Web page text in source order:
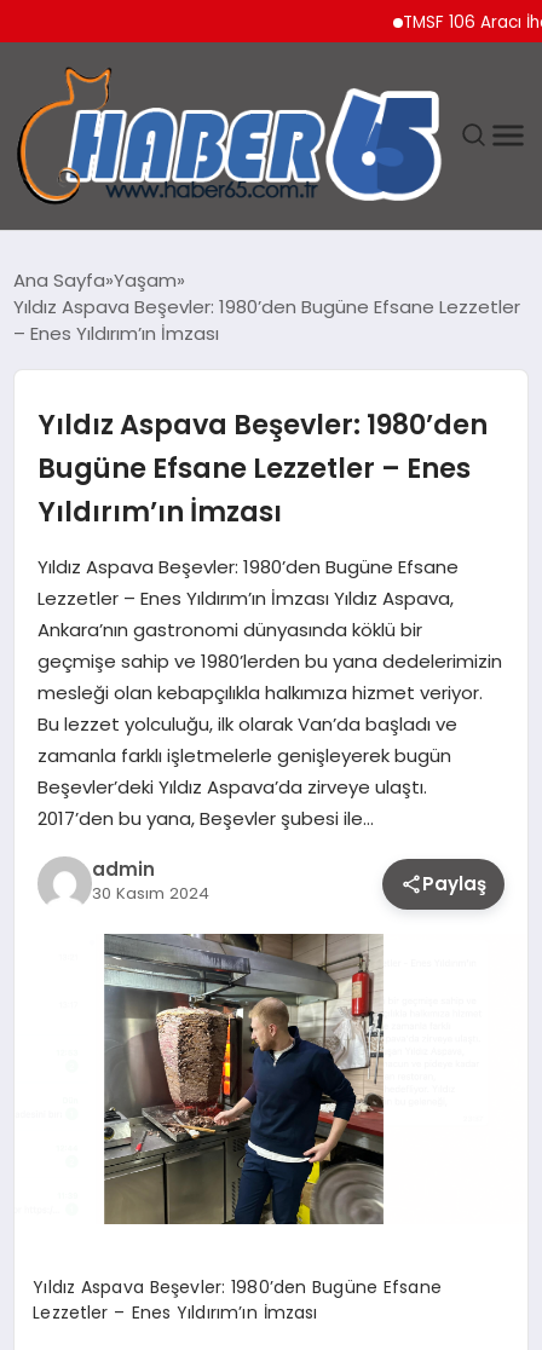
TMSF 106 Aracı
YAŞAM
Ana Sayfa Yaşam
Yıldız Aspava Beşevler: 1980’den Bugüne Efsane Lezzetler
– Enes Yıldırım’ın İmzası
Yıldız Aspava Beşevler: 1980’den
Bugüne Efsane Lezzetler – Enes
Yıldırım’ın İmzası
Yıldız Aspava Beşevler: 1980’den Bugüne Efsane
Lezzetler – Enes Yıldırım’ın İmzası Yıldız Aspava,
Ankara’nın gastronomi dünyasında köklü bir
geçmişe sahip ve 1980’lerden bu yana dedelerimizin
mesleği olan kebapçılıkla halkımıza hizmet veriyor.
Bu lezzet yolculuğu, ilk olarak Van’da başladı ve
zamanla farklı işletmelerle genişleyerek bugün
Beşevler’deki Yıldız Aspava’da zirveye ulaştı.
2017’den bu yana, Beşevler şubesi ile…
admin
30 Kasım 2024 Paylaş
Yıldız Aspava Beşevler: 1980’den Bugüne Efsane
Lezzetler – Enes Yıldırım’ın İmzası